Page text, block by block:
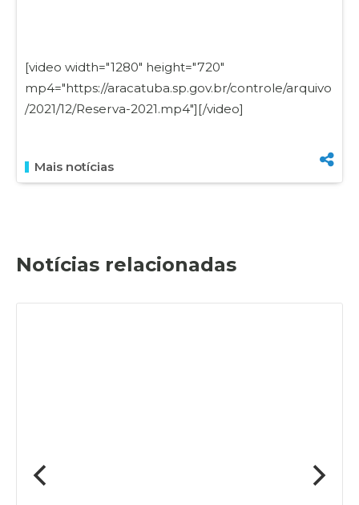
[video width="1280" height="720"
mp4="https://aracatuba.sp.gov.br/controle/arquivo
/2021/12/Reserva-2021.mp4"][/video]
Mais notícias
Notícias relacionadas